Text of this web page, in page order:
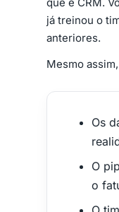
já treinou o
anteriores.
Mesmo
Os
O
o